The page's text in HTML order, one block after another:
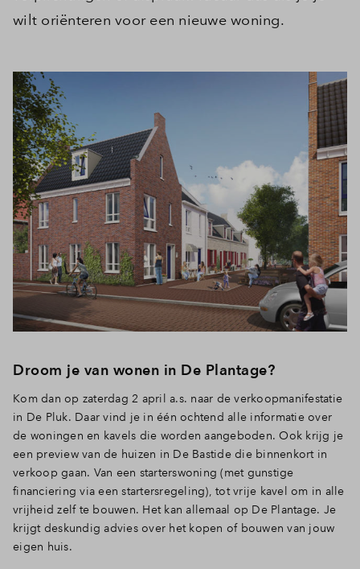
Inloggen
wilt oriënteren voor een nieuwe woning.
Droom je van wonen in De Plantage?
Kom dan op zaterdag 2 april a.s. naar de verkoopmanifestatie
in De Pluk. Daar vind je in één ochtend alle informatie over
de woningen en kavels die worden aangeboden. Ook krijg je
een preview van de huizen in De Bastide die binnenkort in
verkoop gaan. Van een starterswoning (met gunstige
financiering via een startersregeling), tot vrije kavel om in alle
vrijheid zelf te bouwen. Het kan allemaal op De Plantage. Je
krijgt deskundig advies over het kopen of bouwen van jouw
eigen huis.